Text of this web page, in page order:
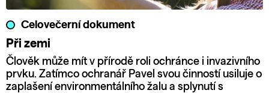
Celovečerní dokument
Při zemi
Člověk může mít v přírodě roli ochránce i invazivního
prvku. Zatímco ochranář Pavel svou činností usiluje o
zaplašení environmentálního žalu a splynutí s